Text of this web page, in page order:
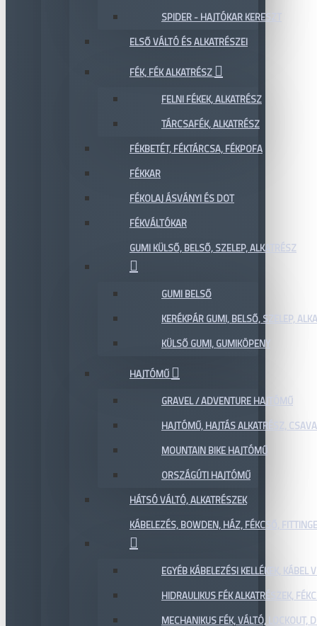
SPIDER - HAJTÓKAR KERESZT
ELSŐ VÁLTÓ ÉS ALKATRÉSZEI
FÉK, FÉK ALKATRÉSZ
FELNI FÉKEK, ALKATRÉSZ
TÁRCSAFÉK, ALKATRÉSZ
FÉKBETÉT, FÉKTÁRCSA, FÉKPOFA
FÉKKAR
FÉKOLAJ ÁSVÁNYI ÉS DOT
FÉKVÁLTÓKAR
GUMI KÜLSŐ, BELSŐ, SZELEP, ALKATRÉSZ
GUMI BELSŐ
KERÉKPÁR GUMI, BELSŐ, SZELEP,
KÜLSŐ GUMI, GUMIKÖPENY
HAJTÓMŰ
GRAVEL / ADVENTURE HAJTÓMŰ
HAJTÓMŰ, HAJTÁS ALKATRÉSZ,
MOUNTAIN BIKE HAJTÓMŰ
ORSZÁGÚTI HAJTÓMŰ
HÁTSÓ VÁLTÓ, ALKATRÉSZEK
KÁBELEZÉS, BOWDEN, HÁZ, FÉKCSŐ,
EGYÉB KÁBELEZÉSI KELLÉKEK,
HIDRAULIKUS FÉK ALKATRÉSZEK,
MECHANIKUS FÉK, VÁLTÓ, LOCKOUT,